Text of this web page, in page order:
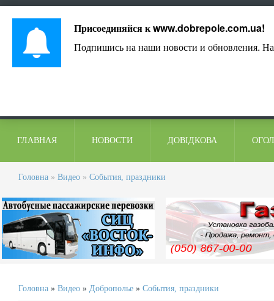
ГЛАВНАЯ НОВОСТИ ДОВІДКОВА
Головна » Видео » События, праздники
Головна » Видео » Доброполье » События, праздники
Присоединяйся кwww.dobrepole.com.ua!
Подпишись на наши новости и обновления.